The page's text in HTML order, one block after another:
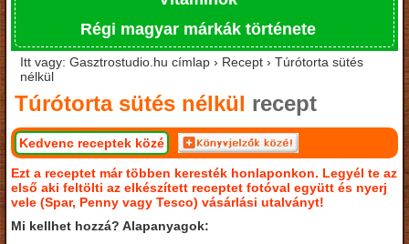
Régi magyar márkák története
Itt vagy: Gasztrostudio.hu címlap › Recept › Túrótorta sütés
nélkül
Túrótorta sütés nélkül recept
Kedvenc receptek közé
Ezt a receptet már többen keresték honlaponkon. Legyél te az
első aki feltölti az elkészített receptet fotóval együtt és nyerj
vele (Spar, Penny vagy Tesco) vásárlási utalványt!
Mi kellhet hozzá? Alapanyagok: